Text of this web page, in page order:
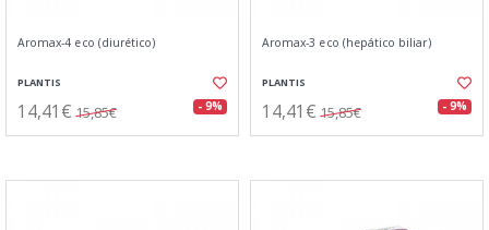
Aromax-4 eco (diurético)
PLANTIS
14,41€ 15,85€ - 9%
Aromax-3 eco (hepático biliar)
PLANTIS
14,41€ 15,85€ - 9%